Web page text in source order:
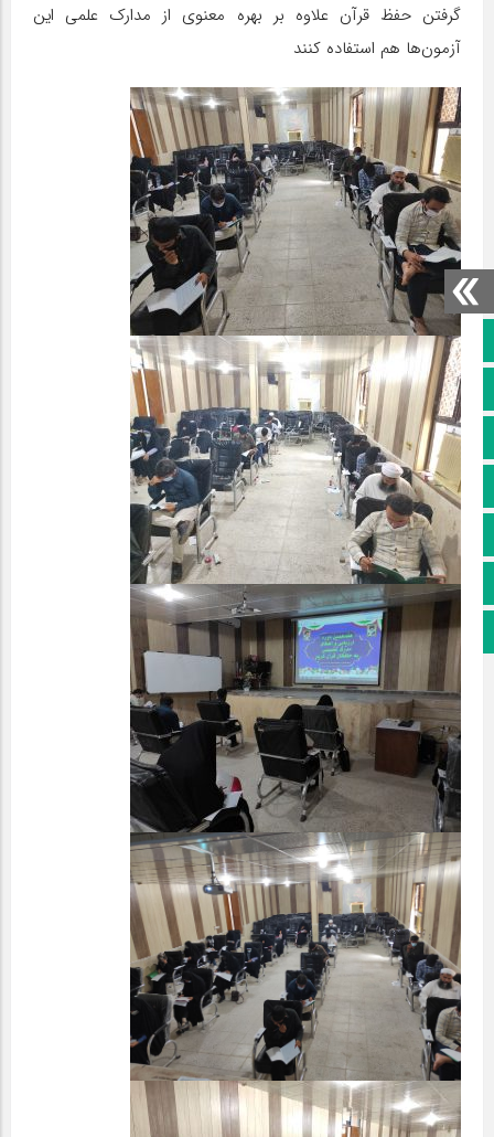
صفحه نخست
کانال سروش
کانال ایتا
آپارات
اینستاگرام
پخش زنده
اپلیکیشن بیرق
گرفتن حفظ قرآن علاوه بر بهره معنوی از مدارک علمی این
آزمون‌ها هم استفاده کنند